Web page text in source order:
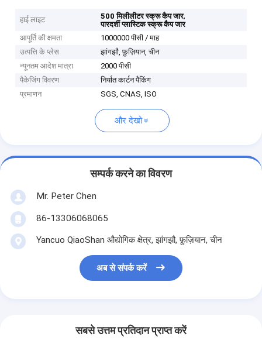
हाई लाइट 500 मिलीलीटर स्क्रू कैप जार,
पारदर्शी प्लास्टिक स्क्रू कैप जार
आपूर्ति की क्षमता
1000000 पीसी / माह
उत्पत्ति के प्लेस
झांगझौ, फ़ुज़ियान, चीन
न्यूनतम आदेश मात्रा
2000 पीसी
पैकेजिंग विवरण
निर्यात कार्टन पैकिंग
प्रमाणन
SGS, CNAS, ISO
और देखो
सम्पर्क करने का विवरण
Mr. Peter Chen
86-13306068065
Yancuo QiaoShan औद्योगिक क्षेत्र, झांगझौ, फ़ुज़ियान, चीन
अब से संपर्क करें
सबसे उत्तम प्रतिदान प्राप्त करें